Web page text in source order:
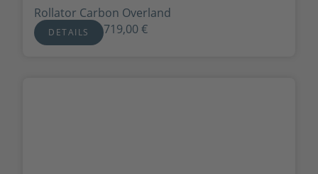
Rollator Carbon Overland
DETAILS 719,00€